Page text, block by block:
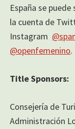
España se
la cuenta de
Instagram
@openfemenino.
Title Sponsors:
Consejería de
Administración